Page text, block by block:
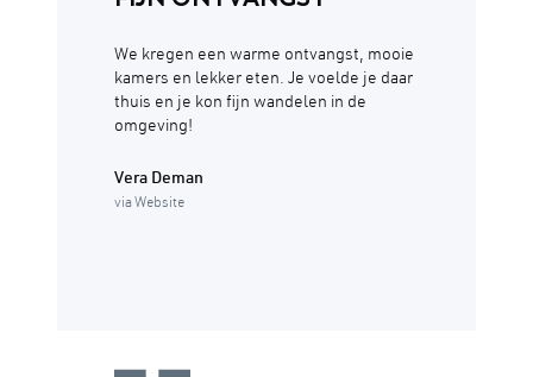
We kregen een warme ontvangst, mooie
kamers en lekker eten. Je voelde je daar
thuis en je kon fijn wandelen in de
omgeving!
Vera Deman
via Website